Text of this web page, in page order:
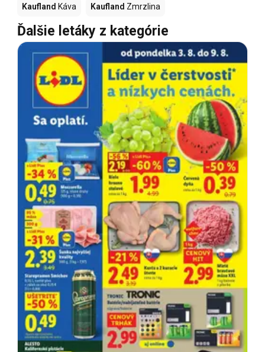
Kaufland Káva Kaufland Zmrzlina
Ďalšie letáky z kategórie